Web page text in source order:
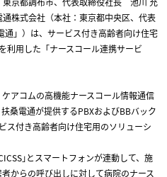
株式会社（本社：東京都中央区、代表
」）は、サービス付き高齢者向け住宅
利用した「ナースコール連携サービ
アコムの高機能ナースコール情報通信
桑電通が提供するPBXおよびBBバック
ス付き高齢者向け住宅用のソリューシ
｣とスマートフォンが連動して、施
からの呼び出しに対して病院のナース